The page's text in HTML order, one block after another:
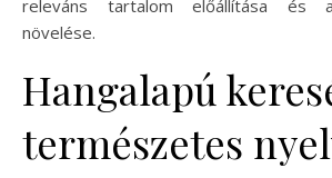
releváns tartalom előállítása és
növelése.
Hangalapú
természetes